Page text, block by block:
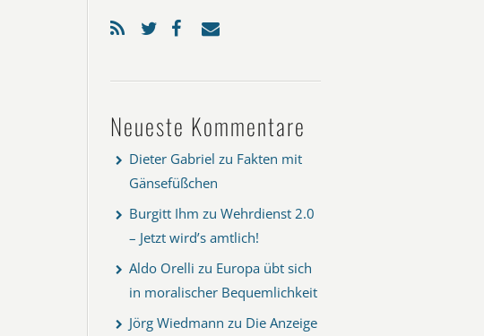
Neueste Kommentare
Dieter Gabriel zu Fakten mit
Gänsefüßchen
Burgitt Ihm zu Wehrdienst 2.0
– Jetzt wird’s amtlich!
Aldo Orelli zu Europa übt sich
in moralischer Bequemlichkeit
Jörg Wiedmann zu Die Anzeige